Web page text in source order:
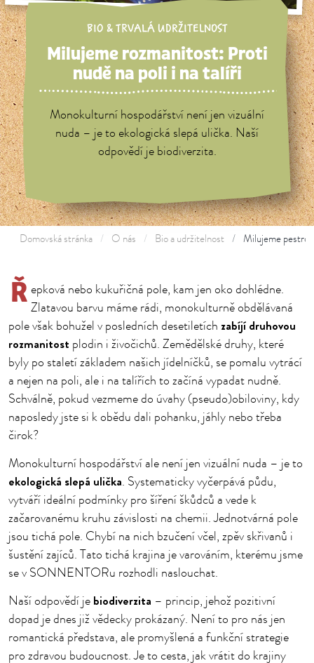
BIO & TRVALÁ UDRŽITELNOST
Milujeme rozmanitost: Proti
nudě na poli i na talíři
Monokulturní hospodářství není jen vizuální
nuda – je to ekologická slepá ulička. Naší
odpovědí je biodiverzita.
Domovská stránka O nás Bio a udržitelnost Milujeme
Ř epková nebo kukuřičná pole, kam jen oko dohlédne.
Zlatavou barvu máme rádi, monokulturně obdělávaná
pole však bohužel v posledních desetiletích zabíjí druhovou
rozmanitost plodin i živočichů. Zemědělské druhy, které
byly po staletí základem našich jídelníčků, se pomalu vytrácí
a nejen na poli, ale i na talířích to začíná vypadat nudně.
Schválně, pokud vezmeme do úvahy (pseudo)obiloviny, kdy
naposledy jste si k obědu dali pohanku, jáhly nebo třeba
čirok?
Monokulturní hospodářství ale není jen vizuální nuda – je to
ekologická slepá ulička. Systematicky vyčerpává půdu,
vytváří ideální podmínky pro šíření škůdců a vede k
začarovanému kruhu závislosti na chemii. Jednotvárná pole
jsou tichá pole. Chybí na nich bzučení včel, zpěv skřivanů i
šustění zajíců. Tato tichá krajina je varováním, kterému jsme
se v SONNENTORu rozhodli naslouchat.
Naší odpovědí je biodiverzita – princip, jehož pozitivní
dopad je dnes již vědecky prokázaný. Není to pro nás jen
romantická představa, ale promyšlená a funkční strategie
pro zdravou budoucnost. Je to cesta, jak vrátit do krajiny